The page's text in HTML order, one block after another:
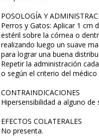
POSOLOGÍA Y
Perros y Gatos: Aplicar 1 cm
estéril sobre la córnea o
realizando luego un suave
para lograr una buena
Repetir la administración
o según el criterio del
CONTRAINDICACIONES
Hipersensibilidad a alguno de
EFECTOS COLATERALES
No presenta.